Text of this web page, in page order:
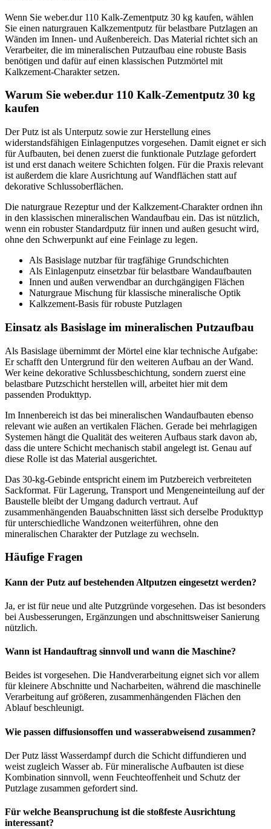
Wenn Sie weber.dur 110 Kalk-Zementputz 30 kg kaufen, wählen
Sie einen naturgrauen Kalkzementputz für belastbare Putzlagen an
Wänden im Innen- und Außenbereich. Das Material richtet sich an
Verarbeiter, die im mineralischen Putzaufbau eine robuste Basis
benötigen und dafür auf einen klassischen Putzmörtel mit
Kalkzement-Charakter setzen.
Warum Sie weber.dur 110 Kalk-Zementputz 30 kg
kaufen
Der Putz ist als Unterputz sowie zur Herstellung eines
widerstandsfähigen Einlagenputzes vorgesehen. Damit eignet er sich
für Aufbauten, bei denen zuerst die funktionale Putzlage gefordert
ist und erst danach weitere Schichten folgen. Für die Praxis relevant
ist außerdem die klare Ausrichtung auf Wandflächen statt auf
dekorative Schlussoberflächen.
Die naturgraue Rezeptur und der Kalkzement-Charakter ordnen ihn
in den klassischen mineralischen Wandaufbau ein. Das ist nützlich,
wenn ein robuster Standardputz für innen und außen gesucht wird,
ohne den Schwerpunkt auf eine Feinlage zu legen.
Als Basislage nutzbar für tragfähige Grundschichten
Als Einlagenputz einsetzbar für belastbare Wandaufbauten
Innen und außen verwendbar an durchgängigen Flächen
Naturgraue Mischung für klassische mineralische Optik
Kalkzement-Basis für robuste Putzlagen
Einsatz als Basislage im mineralischen Putzaufbau
Als Basislage übernimmt der Mörtel eine klar technische Aufgabe:
Er schafft den Untergrund für den weiteren Aufbau an der Wand.
Wer keine dekorative Schlussbeschichtung, sondern zuerst eine
belastbare Putzschicht herstellen will, arbeitet hier mit dem
passenden Produkttyp.
Im Innenbereich ist das bei mineralischen Wandaufbauten ebenso
relevant wie außen an vertikalen Flächen. Gerade bei mehrlagigen
Systemen hängt die Qualität des weiteren Aufbaus stark davon ab,
dass die untere Schicht mechanisch stabil angelegt ist. Genau auf
diese Rolle ist das Material ausgerichtet.
Das 30-kg-Gebinde entspricht einem im Putzbereich verbreiteten
Sackformat. Für Lagerung, Transport und Mengeneinteilung auf der
Baustelle bleibt der Umgang dadurch vertraut. Auf
zusammenhängenden Bauabschnitten lässt sich derselbe Produkttyp
für unterschiedliche Wandzonen weiterführen, ohne den
mineralischen Charakter der Putzlage zu wechseln.
Häufige Fragen
Kann der Putz auf bestehenden Altputzen eingesetzt werden?
Ja, er ist für neue und alte Putzgründe vorgesehen. Das ist besonders
bei Ausbesserungen, Ergänzungen und abschnittsweiser Sanierung
nützlich.
Wann ist Handauftrag sinnvoll und wann die Maschine?
Beides ist vorgesehen. Die Handverarbeitung eignet sich vor allem
für kleinere Abschnitte und Nacharbeiten, während die maschinelle
Verarbeitung auf größeren, zusammenhängenden Flächen den
Ablauf beschleunigt.
Wie passen diffusionsoffen und wasserabweisend zusammen?
Der Putz lässt Wasserdampf durch die Schicht diffundieren und
weist zugleich Wasser ab. Für mineralische Aufbauten ist diese
Kombination sinnvoll, wenn Feuchteoffenheit und Schutz der
Putzlage zusammen gefordert sind.
Für welche Beanspruchung ist die stoßfeste Ausrichtung
interessant?